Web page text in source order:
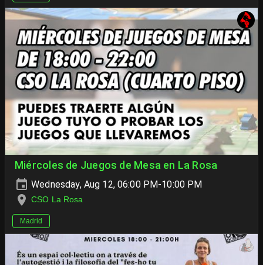
Miércoles de Juegos de Mesa en La Rosa
Wednesday, Aug 12, 06:00 PM-10:00 PM
CSO La Rosa
Madrid